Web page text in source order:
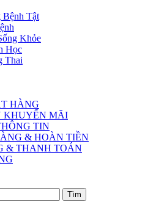
Bệnh Tật
Khỏe
Học
Thai
HÀNG
KHUYẾN MÃI
TIN
& HOÀN TIỀN
& THANH TOÁN